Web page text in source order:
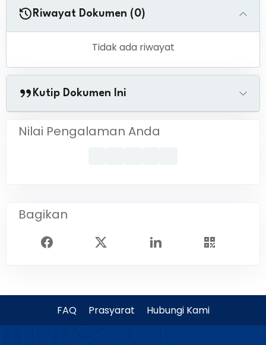
Riwayat Dokumen (0)
Tidak ada riwayat
Kutip Dokumen Ini
Nilai Pengalaman Anda
Bagikan
FAQ Prasyarat Hubungi Kami